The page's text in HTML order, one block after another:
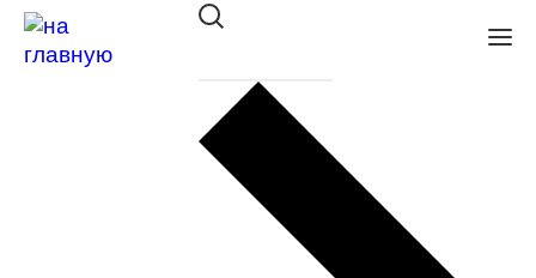
Оправа Megapolis 107 NERO
в наличии (Больше 5 шт.) *наличие
товара в конкретном салоне
необходимо уточнять отдельно